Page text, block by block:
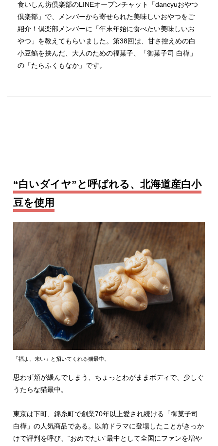
食いしん坊倶楽部のLINEオープンチャット「dancyuおやつ
倶楽部」で、メンバーから寄せられた美味しいおやつをご
紹介！倶楽部メンバーに「年末年始に食べたい美味しいお
やつ」を教えてもらいました。第38回は、甘さ控えめの白
小豆餡を挟んだ、大人のための福菓子、「御菓子司 白樺」
の「たらふくもなか」です。
“白いダイヤ”と呼ばれる、北海道産白小
豆を使用
「福よ、来い」と招いてくれる猫最中。
思わず頬が緩んでしまう、ちょっとわがままボディで、少しぐ
うたらな猫最中。
東京は下町、錦糸町で創業70年以上愛され続ける「御菓子司
白樺」の人気商品である。以前ドラマに登場したことがきっか
けで評判を呼び、“おめでたい”最中として全国にファンを増や